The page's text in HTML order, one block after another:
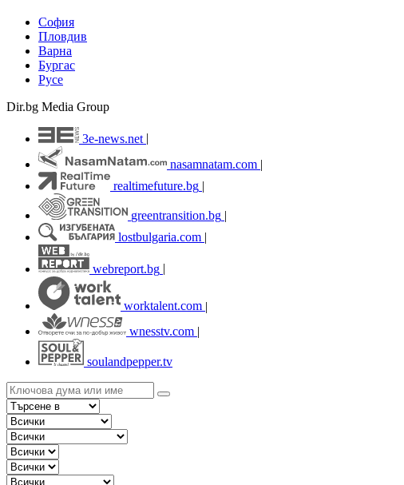
София
Пловдив
Варна
Бургас
Русе
Dir.bg Media Group
3e-news.net
nasamnatam.com |
realtimefuture.bg |
greentransition.bg |
lostbulgaria.com |
webreport.bg
worktalent.com |
wnesstv.com |
soulandpepper.tv